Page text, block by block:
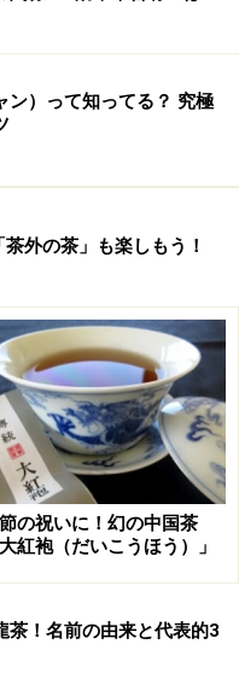
しょう
もいつも一番悩むこと
マッチしやすい、香り
う。礼品[シ真]紅工夫
ン）って知ってる？ 究極
外の茶」も楽しもう！
の祝いに！幻の中国茶
大紅袍（だいこうほう）」
茶！名前の由来と代表的3